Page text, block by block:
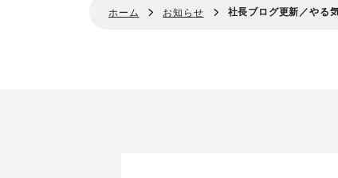
ホーム お知らせ 社長ブログ更新／やる